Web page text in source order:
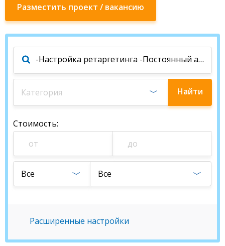
Разместить проект / вакансию
Категория Найти
Стоимость:
Все Все
Расширенные настройки